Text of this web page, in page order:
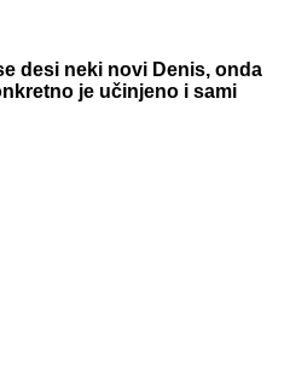
desi neki novi Denis, onda
je učinjeno i sami